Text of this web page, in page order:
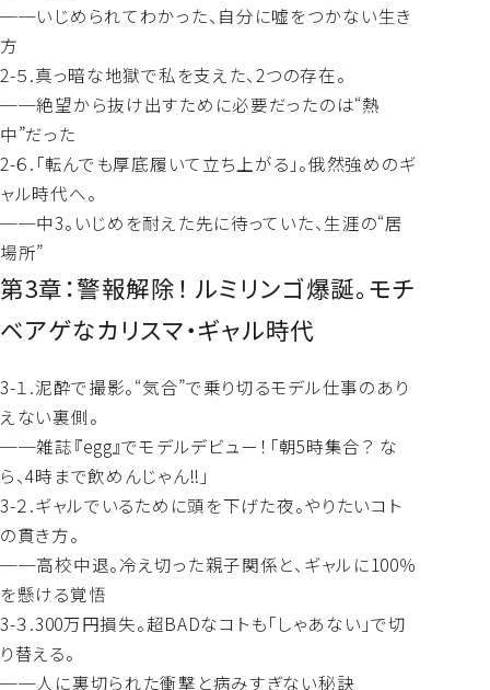
──いじめられてわかった、自分に嘘をつかない生き
方
2-５.真っ暗な地獄で私を支えた、2つの存在。
──絶望から抜け出すために必要だったのは“熱
中”だった
2-６.「転んでも厚底履いて立ち上がる」。俄然強めのギ
ャル時代へ。
──中3。いじめを耐えた先に待っていた、生涯の“居
場所”
第3章：警報解除！ ルミリンゴ爆誕。モチ
ベアゲなカリスマ・ギャル時代
3-１.泥酔で撮影。“気合”で乗り切るモデル仕事のあり
えない裏側。
──雑誌『egg』でモデルデビュー！「朝5時集合？ な
ら、4時まで飲めんじゃん!!」
3-２.ギャルでいるために頭を下げた夜。やりたいコト
の貫き方。
──高校中退。冷え切った親子関係と、ギャルに100％
を懸ける覚悟
3-３.300万円損失。超BADなコトも「しゃあない」で切
り替える。
──人に裏切られた衝撃と病みすぎない秘訣